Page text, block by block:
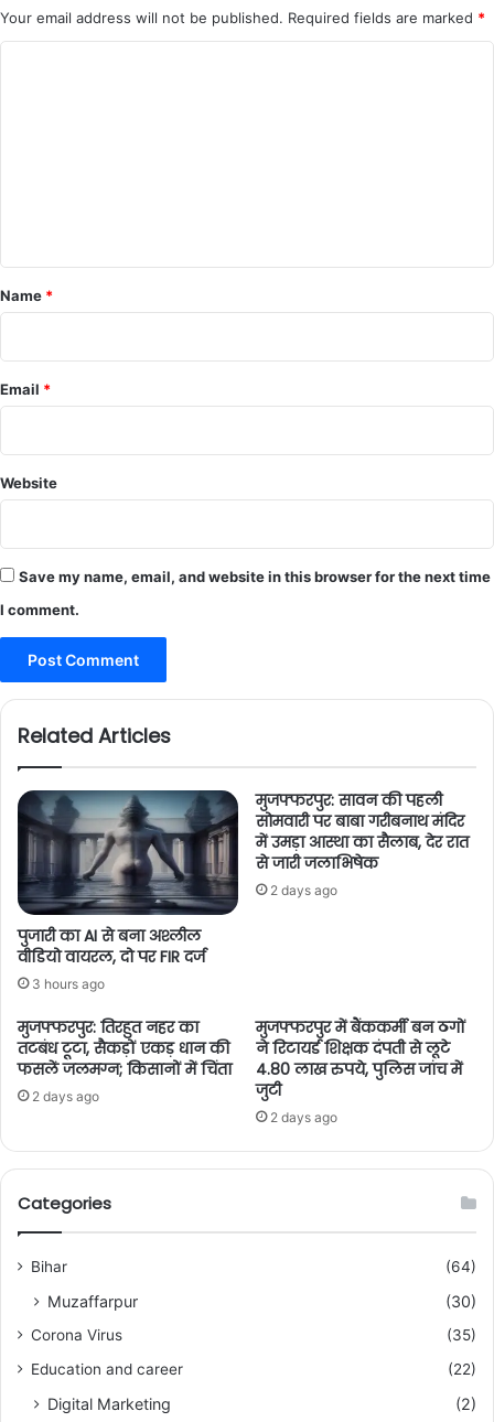
Your email address will not be published. Required fields are marked *
*
Name *
Email *
Website
Save my name, email, and website in this browser for the next time
I comment.
Related Articles
पुजारी का AI से बना अश्लील
वीडियो वायरल, दो पर FIR दर्ज
3 hours ago
मुजफ्फरपुर: सावन की पहली
सोमवारी पर बाबा गरीबनाथ मंदिर
में उमड़ा आस्था का सैलाब, देर रात
से जारी जलाभिषेक
2 days ago
मुजफ्फरपुर: तिरहुत नहर का
तटबंध टूटा, सैकड़ों एकड़ धान की
फसलें जलमग्न; किसानों में चिंता
2 days ago
मुजफ्फरपुर में बैंककर्मी बन ठगों
ने रिटायर्ड शिक्षक दंपती से लूटे
4.80 लाख रुपये, पुलिस जांच में
जुटी
2 days ago
Categories
Bihar (64)
Muzaffarpur (30)
Corona Virus
(35)
Education and career
(22)
Digital Marketing (2)